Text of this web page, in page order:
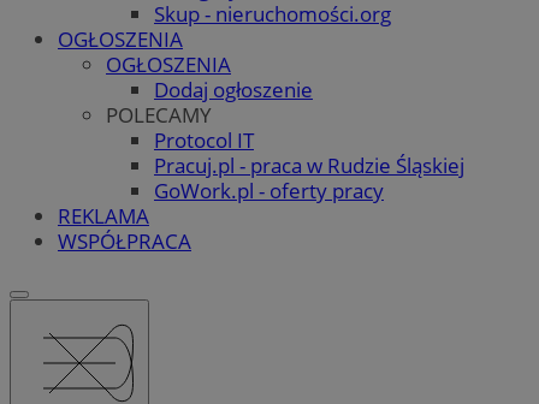
Skup - nieruchomości.org
OGŁOSZENIA
OGŁOSZENIA
Dodaj ogłoszenie
POLECAMY
Protocol IT
Pracuj.pl - praca w Rudzie Śląskiej
GoWork.pl - oferty pracy
REKLAMA
WSPÓŁPRACA